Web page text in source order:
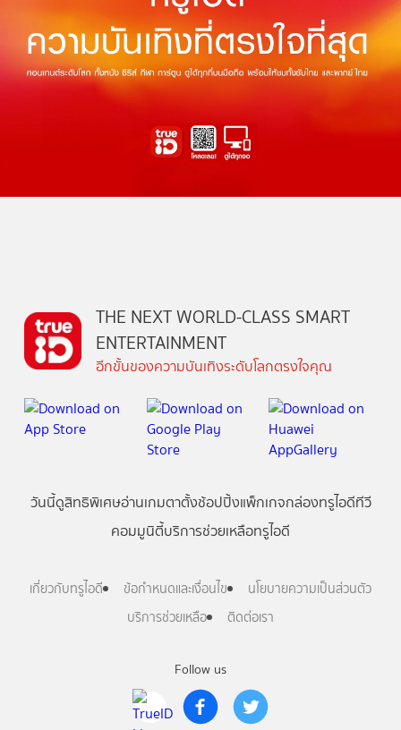
Follow us
THE NEXT WORLD-CLASS SMART
ENTERTAINMENT
อีกขั้นของความบันเทิงระดับโลกตรงใจคุณ
วันนี้ดูสิทธิพิเศษอ่านเกมตาตั้งช้อปปิ้งแพ็กเกจกล่องทรูไอดีทีวี
คอมมูนิตี้บริการช่วยเหลือทรูไอดี
เกี่ยวกับทรูไอดี ข้อกำหนดและเงื่อนไข
นโยบายความเป็นส่วนตัว
บริการช่วยเหลือ
ติดต่อเรา